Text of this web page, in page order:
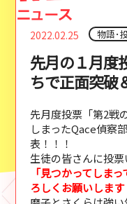
2022.02.25 物語･
先月の１月度
ちで正面突破
先月度投票「第2戦
しまったQace偵察
表！！！
生徒の皆さんに投
「見つかってしま
ろしくお願いします